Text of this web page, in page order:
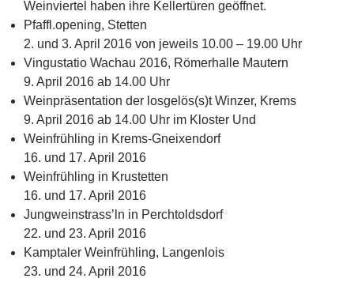
Weinviertel haben ihre Kellertüren geöffnet.
Pfaffl.opening, Stetten
2. und 3. April 2016 von jeweils 10.00 – 19.00 Uhr
Vingustatio Wachau 2016, Römerhalle Mautern
9. April 2016 ab 14.00 Uhr
Weinpräsentation der losgelös(s)t Winzer, Krems
9. April 2016 ab 14.00 Uhr im Kloster Und
Weinfrühling in Krems-Gneixendorf
16. und 17. April 2016
Weinfrühling in Krustetten
16. und 17. April 2016
Jungweinstrass’ln in Perchtoldsdorf
22. und 23. April 2016
Kamptaler Weinfrühling, Langenlois
23. und 24. April 2016